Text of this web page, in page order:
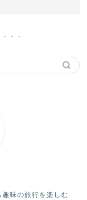
味の旅行を楽しむ